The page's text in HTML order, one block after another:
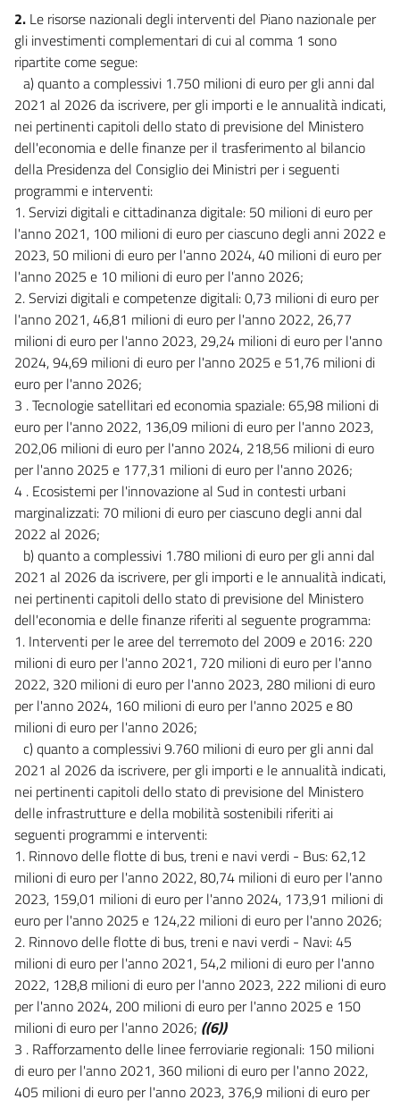
2. Le risorse nazionali degli interventi del Piano nazionale per
gli investimenti complementari di cui al comma 1 sono
ripartite come segue:
a) quanto a complessivi 1.750 milioni di euro per gli anni dal
2021 al 2026 da iscrivere, per gli importi e le annualità indicati,
nei pertinenti capitoli dello stato di previsione del Ministero
dell'economia e delle finanze per il trasferimento al bilancio
della Presidenza del Consiglio dei Ministri per i seguenti
programmi e interventi:
1. Servizi digitali e cittadinanza digitale: 50 milioni di euro per
l'anno 2021, 100 milioni di euro per ciascuno degli anni 2022 e
2023, 50 milioni di euro per l'anno 2024, 40 milioni di euro per
l'anno 2025 e 10 milioni di euro per l'anno 2026;
2. Servizi digitali e competenze digitali: 0,73 milioni di euro per
l'anno 2021, 46,81 milioni di euro per l'anno 2022, 26,77
milioni di euro per l'anno 2023, 29,24 milioni di euro per l'anno
2024, 94,69 milioni di euro per l'anno 2025 e 51,76 milioni di
euro per l'anno 2026;
3 . Tecnologie satellitari ed economia spaziale: 65,98 milioni di
euro per l'anno 2022, 136,09 milioni di euro per l'anno 2023,
202,06 milioni di euro per l'anno 2024, 218,56 milioni di euro
per l'anno 2025 e 177,31 milioni di euro per l'anno 2026;
4 . Ecosistemi per l'innovazione al Sud in contesti urbani
marginalizzati: 70 milioni di euro per ciascuno degli anni dal
2022 al 2026;
b) quanto a complessivi 1.780 milioni di euro per gli anni dal
2021 al 2026 da iscrivere, per gli importi e le annualità indicati,
nei pertinenti capitoli dello stato di previsione del Ministero
dell'economia e delle finanze riferiti al seguente programma:
1. Interventi per le aree del terremoto del 2009 e 2016: 220
milioni di euro per l'anno 2021, 720 milioni di euro per l'anno
2022, 320 milioni di euro per l'anno 2023, 280 milioni di euro
per l'anno 2024, 160 milioni di euro per l'anno 2025 e 80
milioni di euro per l'anno 2026;
c) quanto a complessivi 9.760 milioni di euro per gli anni dal
2021 al 2026 da iscrivere, per gli importi e le annualità indicati,
nei pertinenti capitoli dello stato di previsione del Ministero
delle infrastrutture e della mobilità sostenibili riferiti ai
seguenti programmi e interventi:
1. Rinnovo delle flotte di bus, treni e navi verdi - Bus: 62,12
milioni di euro per l'anno 2022, 80,74 milioni di euro per l'anno
2023, 159,01 milioni di euro per l'anno 2024, 173,91 milioni di
euro per l'anno 2025 e 124,22 milioni di euro per l'anno 2026;
2. Rinnovo delle flotte di bus, treni e navi verdi - Navi: 45
milioni di euro per l'anno 2021, 54,2 milioni di euro per l'anno
2022, 128,8 milioni di euro per l'anno 2023, 222 milioni di euro
per l'anno 2024, 200 milioni di euro per l'anno 2025 e 150
milioni di euro per l'anno 2026; ((6))
3 . Rafforzamento delle linee ferroviarie regionali: 150 milioni
di euro per l'anno 2021, 360 milioni di euro per l'anno 2022,
405 milioni di euro per l'anno 2023, 376,9 milioni di euro per